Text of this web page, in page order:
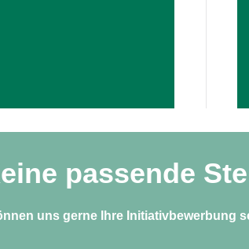
passende
uns gerne Ihre Initiativbewerbung